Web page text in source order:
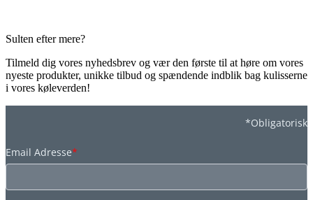
Sulten efter mere?
Tilmeld dig vores nyhedsbrev og vær den første til at høre om vores
nyeste produkter, unikke tilbud og spændende indblik bag kulisserne
i vores køleverden!
*Obligatorisk
Email Adresse*